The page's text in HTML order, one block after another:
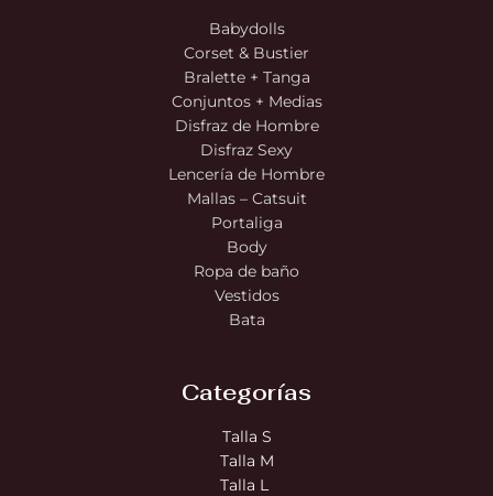
Babydolls
Corset & Bustier
Bralette + Tanga
Conjuntos + Medias
Disfraz de Hombre
Disfraz Sexy
Lencería de Hombre
Mallas – Catsuit
Portaliga
Body
Ropa de baño
Vestidos
Bata
Categorías
Talla S
Talla M
Talla L